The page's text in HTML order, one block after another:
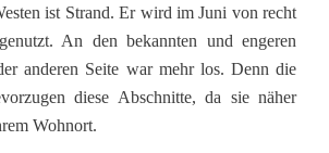
ist Strand. Er wird im Juni von recht
An den bekannten und engeren
anderen Seite war mehr los. Denn die
diese Abschnitte, da sie näher
Wohnort.